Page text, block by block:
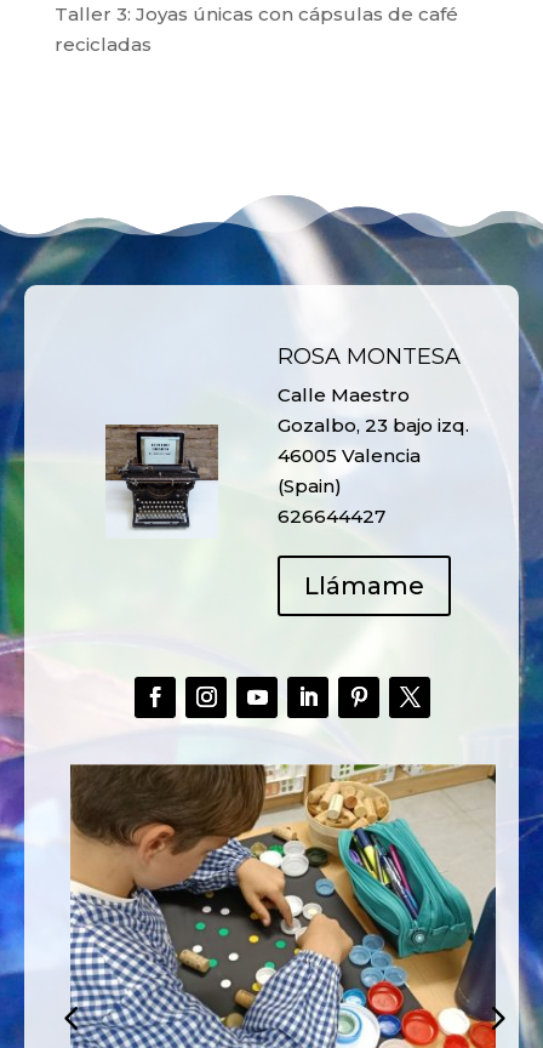
Taller 3: Joyas únicas con cápsulas de café
recicladas
ROSA MONTESA
Calle Maestro
Gozalbo, 23 bajo izq.
46005 Valencia
(Spain)
626644427
Llámame